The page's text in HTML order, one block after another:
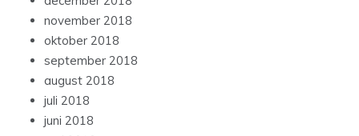
november 2018
oktober 2018
september 2018
august 2018
juli 2018
juni 2018